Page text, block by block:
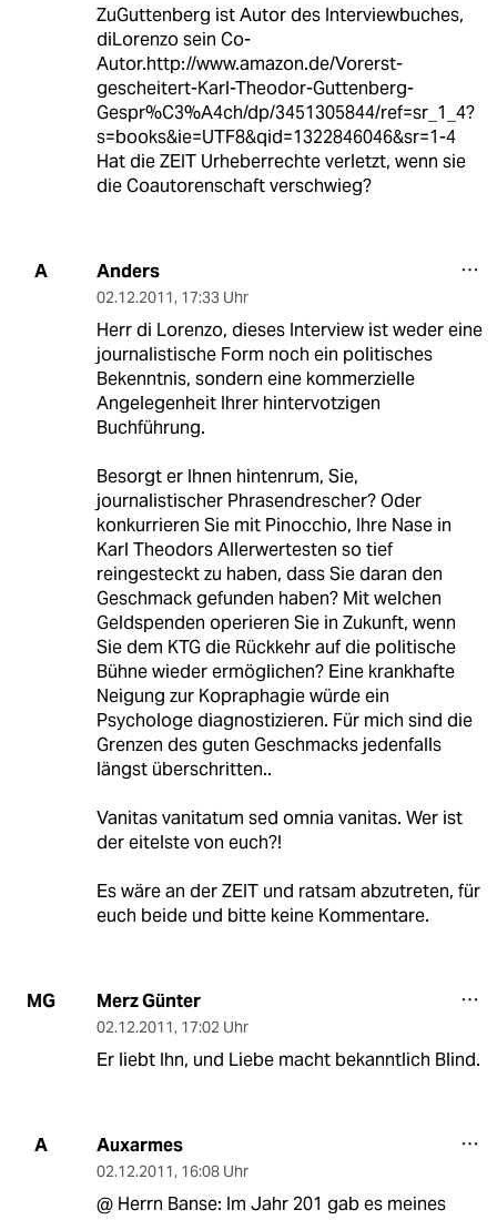
ZuGuttenberg ist Autor des Interviewbuches,
diLorenzo sein Co-
Autor.http://www.amazon.de/Vorerst-
gescheitert-Karl-Theodor-Guttenberg-
Gespr%C3%A4ch/dp/3451305844/ref=sr_1_4?
s=books&ie=UTF8&qid=1322846046&sr=1-4
Hat die ZEIT Urheberrechte verletzt, wenn sie
die Coautorenschaft verschwieg?
A Anders
02.12.2011, 17:33 Uhr
Herr di Lorenzo, dieses Interview ist weder eine
journalistische Form noch ein politisches
Bekenntnis, sondern eine kommerzielle
Angelegenheit Ihrer hintervotzigen
Buchführung.
Besorgt er Ihnen hintenrum, Sie,
journalistischer Phrasendrescher? Oder
konkurrieren Sie mit Pinocchio, Ihre Nase in
Karl Theodors Allerwertesten so tief
reingesteckt zu haben, dass Sie daran den
Geschmack gefunden haben? Mit welchen
Geldspenden operieren Sie in Zukunft, wenn
Sie dem KTG die Rückkehr auf die politische
Bühne wieder ermöglichen? Eine krankhafte
Neigung zur Kopraphagie würde ein
Psychologe diagnostizieren. Für mich sind die
Grenzen des guten Geschmacks jedenfalls
längst überschritten..
Vanitas vanitatum sed omnia vanitas. Wer ist
der eitelste von euch?!
Es wäre an der ZEIT und ratsam abzutreten, für
euch beide und bitte keine Kommentare.
MG Merz Günter
02.12.2011, 17:02 Uhr
Er liebt Ihn, und Liebe macht bekanntlich Blind.
A Auxarmes
02.12.2011, 16:08 Uhr
@ Herrn Banse: Im Jahr 201 gab es meines